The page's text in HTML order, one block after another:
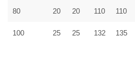
80 20 20 110 110
100 25 25 132 135